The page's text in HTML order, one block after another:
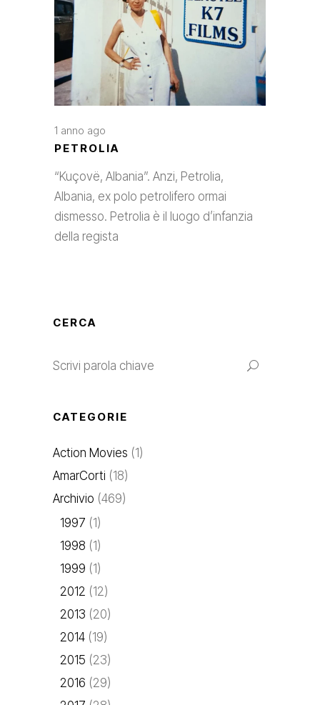
1 anno ago
PETROLIA
“Kuçovë, Albania”. Anzi, Petrolia,
Albania, ex polo petrolifero ormai
dismesso. Petrolia è il luogo d’infanzia
della regista
CERCA
CATEGORIE
Action Movies (1)
AmarCorti (18)
Archivio (469)
1997 (1)
1998 (1)
1999 (1)
2012 (12)
2013 (20)
2014 (19)
2015 (23)
2016 (29)